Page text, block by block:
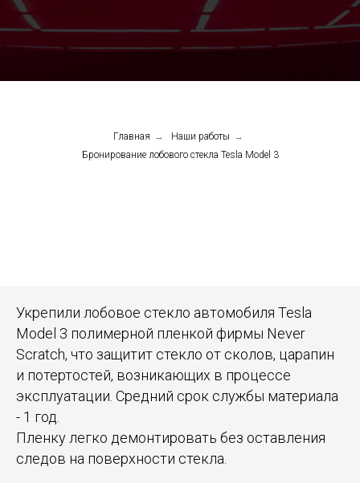
Главная → Наши работы →
Бронирование лобового стекла Tesla Model 3
Укрепили лобовое стекло автомобиля Tesla
Model 3 полимерной пленкой фирмы Never
Scratch, что защитит стекло от сколов, царапин
и потертостей, возникающих в процессе
эксплуатации. Средний срок службы материала
- 1 год.
Пленку легко демонтировать без оставления
следов на поверхности стекла.